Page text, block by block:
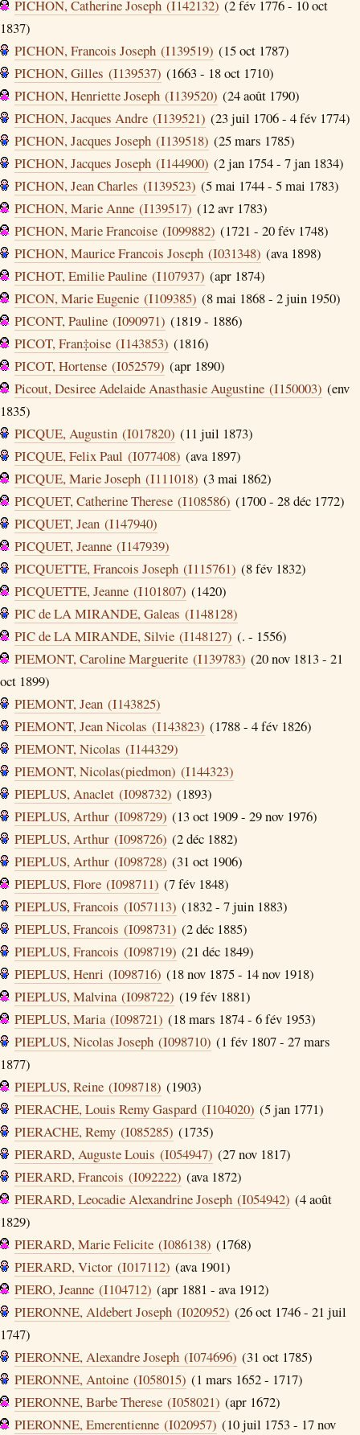
PICHON, Catherine Joseph (I142132) (2 fév 1776 - 10 oct
1837)
PICHON, Francois Joseph (I139519) (15 oct 1787)
PICHON, Gilles (I139537) (1663 - 18 oct 1710)
PICHON, Henriette Joseph (I139520) (24 août 1790)
PICHON, Jacques Andre (I139521) (23 juil 1706 - 4 fév 1774)
PICHON, Jacques Joseph (I139518) (25 mars 1785)
PICHON, Jacques Joseph (I144900) (2 jan 1754 - 7 jan 1834)
PICHON, Jean Charles (I139523) (5 mai 1744 - 5 mai 1783)
PICHON, Marie Anne (I139517) (12 avr 1783)
PICHON, Marie Francoise (I099882) (1721 - 20 fév 1748)
PICHON, Maurice Francois Joseph (I031348) (ava 1898)
PICHOT, Emilie Pauline (I107937) (apr 1874)
PICON, Marie Eugenie (I109385) (8 mai 1868 - 2 juin 1950)
PICONT, Pauline (I090971) (1819 - 1886)
PICOT, Fran‡oise (I143853) (1816)
PICOT, Hortense (I052579) (apr 1890)
Picout, Desiree Adelaide Anasthasie Augustine (I150003) (env
1835)
PICQUE, Augustin (I017820) (11 juil 1873)
PICQUE, Felix Paul (I077408) (ava 1897)
PICQUE, Marie Joseph (I111018) (3 mai 1862)
PICQUET, Catherine Therese (I108586) (1700 - 28 déc 1772)
PICQUET, Jean (I147940)
PICQUET, Jeanne (I147939)
PICQUETTE, Francois Joseph (I115761) (8 fév 1832)
PICQUETTE, Jeanne (I101807) (1420)
PIC de LA MIRANDE, Galeas (I148128)
PIC de LA MIRANDE, Silvie (I148127) (. - 1556)
PIEMONT, Caroline Marguerite (I139783) (20 nov 1813 - 21
oct 1899)
PIEMONT, Jean (I143825)
PIEMONT, Jean Nicolas (I143823) (1788 - 4 fév 1826)
PIEMONT, Nicolas (I144329)
PIEMONT, Nicolas(piedmon) (I144323)
PIEPLUS, Anaclet (I098732) (1893)
PIEPLUS, Arthur (I098729) (13 oct 1909 - 29 nov 1976)
PIEPLUS, Arthur (I098726) (2 déc 1882)
PIEPLUS, Arthur (I098728) (31 oct 1906)
PIEPLUS, Flore (I098711) (7 fév 1848)
PIEPLUS, Francois (I057113) (1832 - 7 juin 1883)
PIEPLUS, Francois (I098731) (2 déc 1885)
PIEPLUS, Francois (I098719) (21 déc 1849)
PIEPLUS, Henri (I098716) (18 nov 1875 - 14 nov 1918)
PIEPLUS, Malvina (I098722) (19 fév 1881)
PIEPLUS, Maria (I098721) (18 mars 1874 - 6 fév 1953)
PIEPLUS, Nicolas Joseph (I098710) (1 fév 1807 - 27 mars
1877)
PIEPLUS, Reine (I098718) (1903)
PIERACHE, Louis Remy Gaspard (I104020) (5 jan 1771)
PIERACHE, Remy (I085285) (1735)
PIERARD, Auguste Louis (I054947) (27 nov 1817)
PIERARD, Francois (I092222) (ava 1872)
PIERARD, Leocadie Alexandrine Joseph (I054942) (4 août
1829)
PIERARD, Marie Felicite (I086138) (1768)
PIERARD, Victor (I017112) (ava 1901)
PIERO, Jeanne (I104712) (apr 1881 - ava 1912)
PIERONNE, Aldebert Joseph (I020952) (26 oct 1746 - 21 juil
1747)
PIERONNE, Alexandre Joseph (I074696) (31 oct 1785)
PIERONNE, Antoine (I058015) (1 mars 1652 - 1717)
PIERONNE, Barbe Therese (I058021) (apr 1672)
PIERONNE, Emerentienne (I020957) (10 juil 1753 - 17 nov